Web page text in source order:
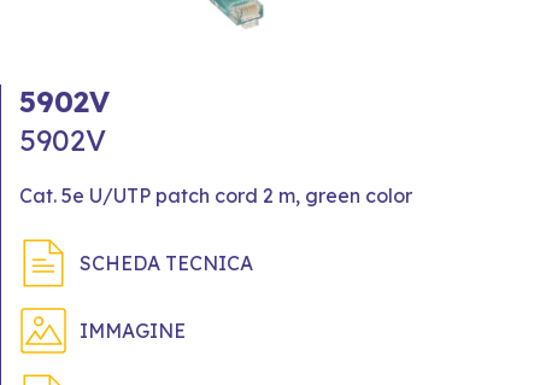
5902V
5902V
Cat. 5e U/UTP patch cord 2 m, green color
SCHEDA TECNICA
IMMAGINE